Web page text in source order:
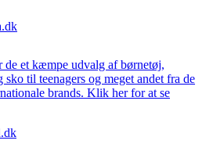
et kæmpe udvalg af børnetøj,
til teenagers og meget andet fra de
brands. Klik her for at se